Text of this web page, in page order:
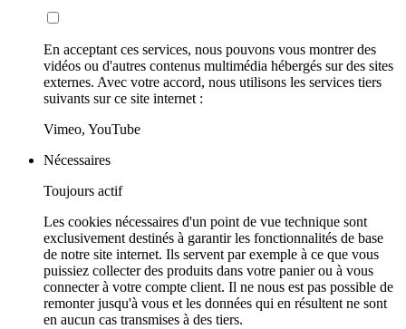
En acceptant ces services, nous pouvons vous montrer des
vidéos ou d'autres contenus multimédia hébergés sur des sites
externes. Avec votre accord, nous utilisons les services tiers
suivants sur ce site internet :
Vimeo, YouTube
Nécessaires
Toujours actif
Les cookies nécessaires d'un point de vue technique sont
exclusivement destinés à garantir les fonctionnalités de base
de notre site internet. Ils servent par exemple à ce que vous
puissiez collecter des produits dans votre panier ou à vous
connecter à votre compte client. Il ne nous est pas possible de
remonter jusqu'à vous et les données qui en résultent ne sont
en aucun cas transmises à des tiers.